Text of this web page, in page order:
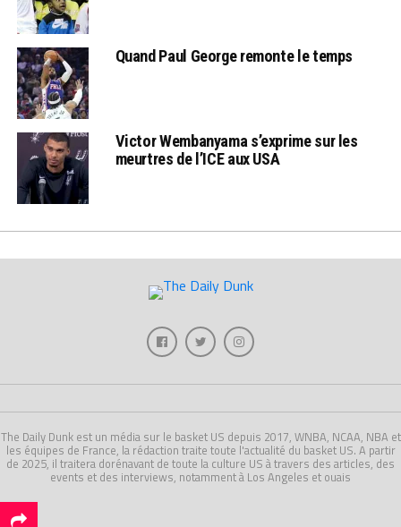
Quand Paul George remonte le temps
Victor Wembanyama s’exprime sur les
meurtres de l’ICE aux USA
The Daily Dunk est un média sur le basket US depuis 2017, WNBA, NCAA, NBA et
les équipes de France, la rédaction traite toute l'actualité du basket US. A partir
de 2025, il traitera dorénavant de toute la culture US à travers des articles, des
events et des interviews, notamment à Los Angeles et ouais